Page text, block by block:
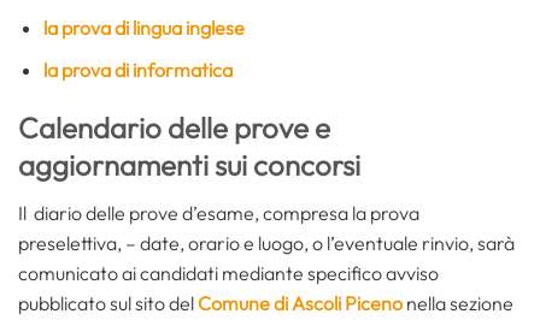
la prova di lingua inglese
la prova di informatica
Calendario delle prove e
aggiornamenti sui concorsi
Il diario delle prove d’esame, compresa la prova
preselettiva, – date, orario e luogo, o l’eventuale rinvio, sarà
comunicato ai candidati mediante specifico avviso
pubblicato sul sito delComune di Ascoli Piceno nella sezione